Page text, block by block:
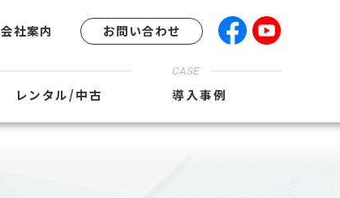
会社案内 お問い合わせ
レンタル/中古
CASE
導入事例